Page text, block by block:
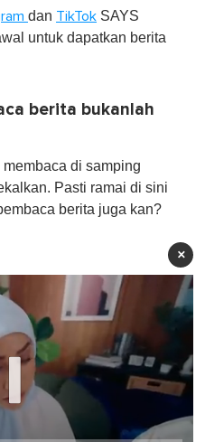
dan TikTok SAYS
untuk dapatkan berita
berita bukanlah
di samping
Pasti ramai di sini
berita juga kan?
×